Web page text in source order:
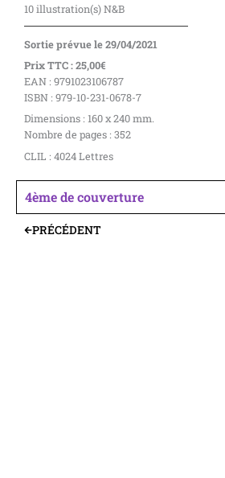
10 illustration(s) N&B
Sortie prévue le 29/04/2021
Prix TTC : 25,00€
EAN : 9791023106787
ISBN : 979-10-231-0678-7
Dimensions : 160 x 240 mm.
Nombre de pages : 352
CLIL : 4024 Lettres
4ème de couverture
Précédent
PRÉCÉDENT